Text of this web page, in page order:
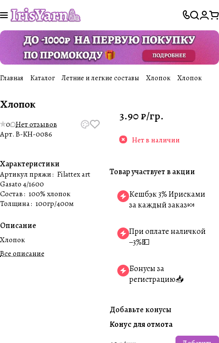
Главная Каталог Летние и легкие составы Хлопок Хлопок
Хлопок
0 Нет отзывов
Арт. B-KH-0086
Характеристики
Артикул пряжи: Filattex art
Gasato 4/1600
Состав: 100% хлопок
Толщина: 100гр/400м
Описание
Хлопок
Все описание
3.90 ₽/гр.
Нет в наличии
Товар участвует в акции
Кешбэк 3% Ирисками
за каждый заказ🍬
При оплате наличкой
−3%💵
Бонусы за
регистрацию📥
Добавьте конусы
Конус для отмота